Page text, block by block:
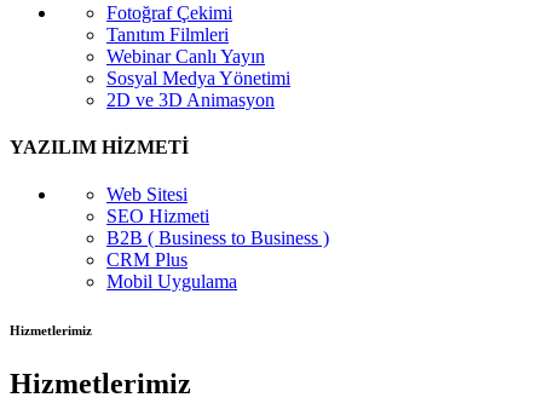
Fotoğraf Çekimi
Tanıtım Filmleri
Webinar Canlı Yayın
Sosyal Medya Yönetimi
2D ve 3D Animasyon
YAZILIM HİZMETİ
Web Sitesi
SEO Hizmeti
B2B ( Business to Business )
CRM Plus
Mobil Uygulama
Hizmetlerimiz
Hizmetlerimiz